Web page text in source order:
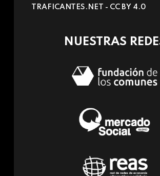
e-
TRAFICANTES.NET - CC BY 4.0
NUESTRAS